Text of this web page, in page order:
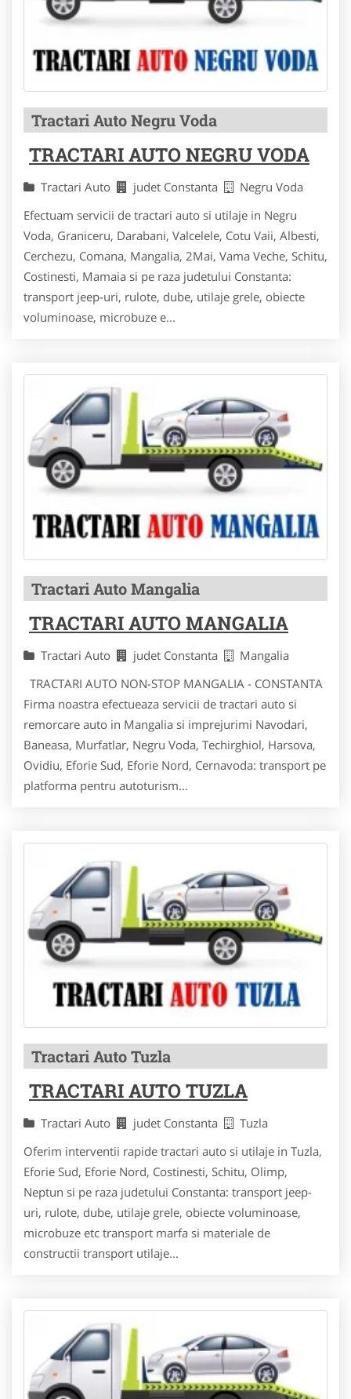
Tractari Auto Negru Voda
TRACTARI AUTO NEGRU VODA
Tractari Auto judet Constanta
Negru Voda
Efectuam servicii de tractari auto si utilaje in Negru
Voda, Graniceru, Darabani, Valcelele, Cotu Vaii, Albesti,
Cerchezu, Comana, Mangalia, 2Mai, Vama Veche, Schitu,
Costinesti, Mamaia si pe raza judetului Constanta:
transport jeep-uri, rulote, dube, utilaje grele, obiecte
voluminoase, microbuze e...
Tractari Auto Mangalia
TRACTARI AUTO MANGALIA
Tractari Auto judet Constanta
Mangalia
TRACTARI AUTO NON-STOP MANGALIA - CONSTANTA
Firma noastra efectueaza servicii de tractari auto si
remorcare auto in Mangalia si imprejurimi Navodari,
Baneasa, Murfatlar, Negru Voda, Techirghiol, Harsova,
Ovidiu, Eforie Sud, Eforie Nord, Cernavoda: transport pe
platforma pentru autoturism...
Tractari Auto Tuzla
TRACTARI AUTO TUZLA
Tractari Auto judet Constanta
Tuzla
Oferim interventii rapide tractari auto si utilaje in Tuzla,
Eforie Sud, Eforie Nord, Costinesti, Schitu, Olimp,
Neptun si pe raza judetului Constanta: transport jeep-
uri, rulote, dube, utilaje grele, obiecte voluminoase,
microbuze etc transport marfa si materiale de
constructii transport utilaje...